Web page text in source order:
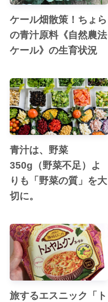
ケール畑散策！ちょら
の青汁原料《自然農法
ケール》の生育状況
青汁は、野菜
350g（野菜不足）よ
りも「野菜の質」を大
切に。
旅するエスニック「ト